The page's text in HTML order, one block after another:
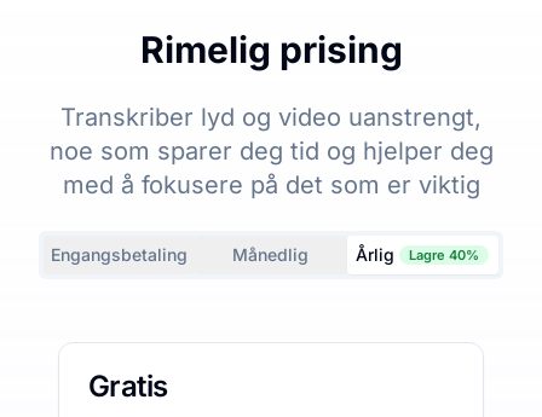
Rimelig prising
Transkriber lyd og video uanstrengt,
noe som sparer deg tid og hjelper deg
med å fokusere på det som er viktig
Engangsbetaling Månedlig Årlig Lagre 40%
Gratis